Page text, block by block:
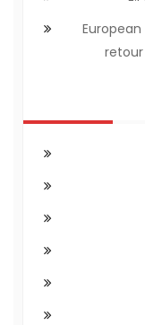
European
retour